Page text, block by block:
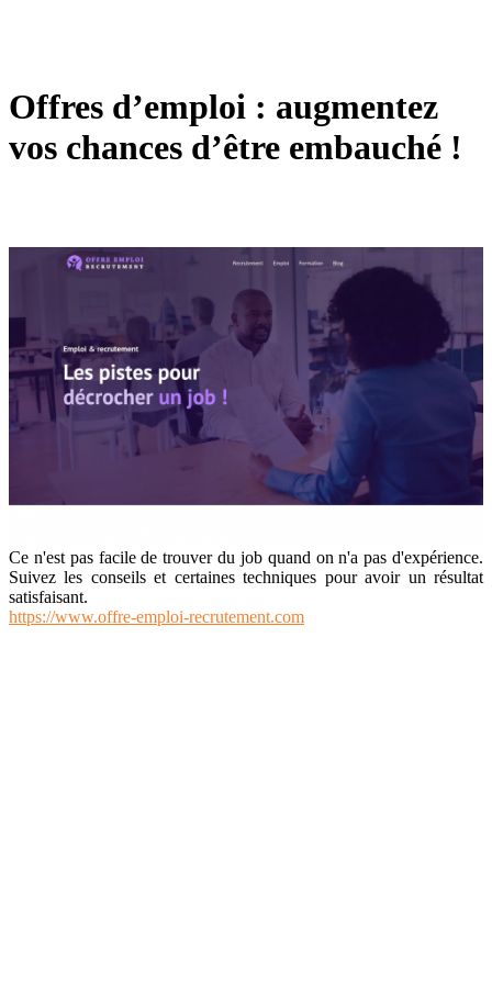
Offres d’emploi : augmentez
vos chances d’être embauché !
Ce n'est pas facile de trouver du job quand on n'a pas d'expérience.
Suivez les conseils et certaines techniques pour avoir un résultat
satisfaisant.
https://www.offre-emploi-recrutement.com